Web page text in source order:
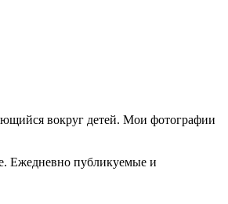
вокруг детей. Мои фотографии
Ежедневно публикуемые и